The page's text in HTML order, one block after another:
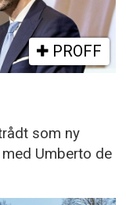
PROFF
som ny
Umberto de